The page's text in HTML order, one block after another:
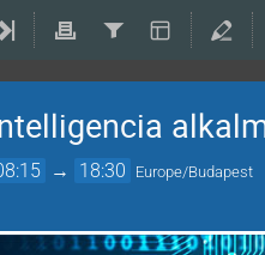
→ 18:30 Europe/Budapest